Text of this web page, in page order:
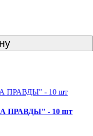
ПРАВДЫ" - 10 шт